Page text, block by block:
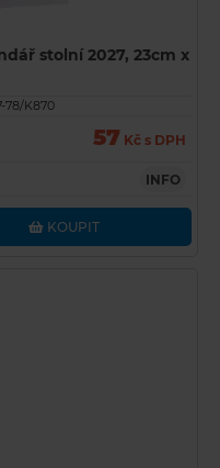
stolní 2027, 23cm x
78/K870
57 Kč s DPH
INFO
KOUPIT